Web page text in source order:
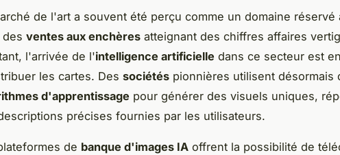
de l'art a souvent été perçu comme un domaine réservé
des ventes aux enchères atteignant des chiffres affaires
l'arrivée de l'intelligence artificielle dans ce secteur est
les cartes. Des sociétés pionnières utilisent désormais
d'apprentissage pour générer des visuels uniques,
précises fournies par les utilisateurs.
de banque d'images IA offrent la possibilité de